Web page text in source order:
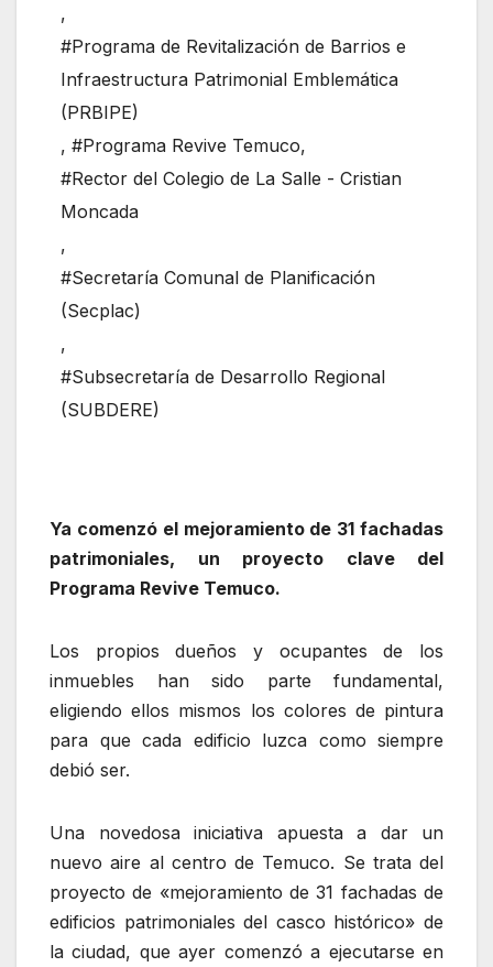
,
#Programa de Revitalización de Barrios e
Infraestructura Patrimonial Emblemática
(PRBIPE)
, #Programa Revive Temuco,
#Rector del Colegio de La Salle - Cristian
Moncada
,
#Secretaría Comunal de Planificación
(Secplac)
,
#Subsecretaría de Desarrollo Regional
(SUBDERE)
Ya comenzó el mejoramiento de 31 fachadas
patrimoniales, un proyecto clave del
Programa Revive Temuco.
Los propios dueños y ocupantes de los
inmuebles han sido parte fundamental,
eligiendo ellos mismos los colores de pintura
para que cada edificio luzca como siempre
debió ser.
Una novedosa iniciativa apuesta a dar un
nuevo aire al centro de Temuco. Se trata del
proyecto de «mejoramiento de 31 fachadas de
edificios patrimoniales del casco histórico» de
la ciudad, que ayer comenzó a ejecutarse en